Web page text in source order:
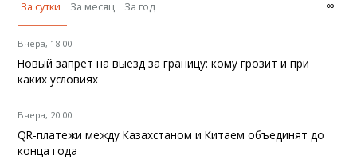
За сутки
За месяц За год ∞
Вчера, 18:00
Новый запрет на выезд за границу: кому грозит и при
каких условиях
Вчера, 20:00
QR-платежи между Казахстаном и Китаем объединят до
конца года